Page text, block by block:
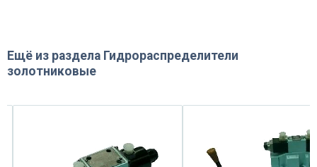
Ещё из раздела Гидрораспределители
золотниковые